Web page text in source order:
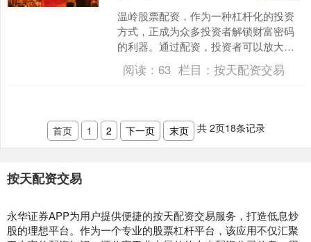
温岭股票配资，作为一种杠杆化的投资
方式，正成为众多投资者解锁财富密码
的利器。通过配资，投资者可以放大资
金规模，提升投资收益，实现财富的快
速增长。 **配资优势显....
阅读：63 栏目：按天配资交易
首页 1 2 下一页 末页 共 2页18条记录
按天配资交易
永华证券APP为用户提供便捷的按天配资交易服务，打造低息炒
股的理想平台。作为一个专业的股票杠杆平台，该应用不仅汇聚